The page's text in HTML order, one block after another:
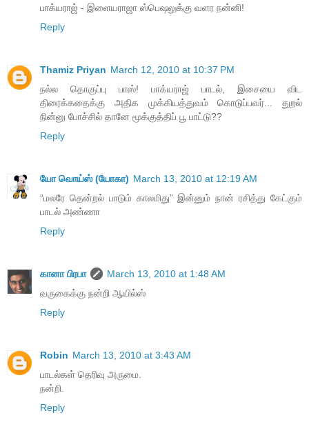
பாக்யராஜ் - இளையராஜா ஸ்பெஷலுக்கு வளர நன்னி!
Reply
Thamiz Priyan March 12, 2010 at 10:37 PM
நல்ல தொகுப்பு பாஸ்! பாக்யராஜ் பாடல், இசையை விட
திரைக்கதைக்கு அதிக முக்கியத்துவம் கொடுப்பவர்... துறல்
நின்னு போச்சில் தானே மூக்குத்திப் பூ பாட்டு??
Reply
யோ வொய்ஸ் (யோகா) March 13, 2010 at 12:19 AM
“மலரே தென்றல் பாடும் காலமிது” இன்னும் நான் ரசித்து கேட்கும்
பாடல் அண்ணா
Reply
கானா பிரபா
March 13, 2010 at 1:48 AM
வருகைக்கு நன்றி ஆயில்ஸ்
Reply
Robin March 13, 2010 at 3:43 AM
பாடல்கள் தெரிவு அருமை.
நன்றி.
Reply